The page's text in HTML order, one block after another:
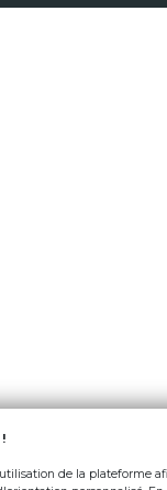
de la plateforme